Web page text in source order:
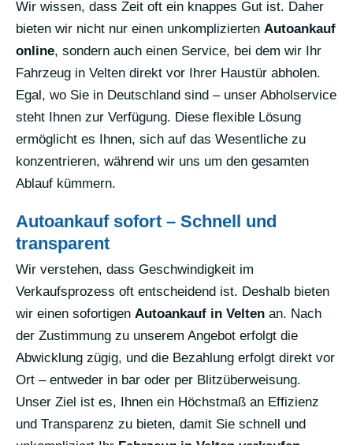
Wir wissen, dass Zeit oft ein knappes Gut ist. Daher
bieten wir nicht nur einen unkomplizierten Autoankauf
online, sondern auch einen Service, bei dem wir Ihr
Fahrzeug in Velten direkt vor Ihrer Haustür abholen.
Egal, wo Sie in Deutschland sind – unser Abholservice
steht Ihnen zur Verfügung. Diese flexible Lösung
ermöglicht es Ihnen, sich auf das Wesentliche zu
konzentrieren, während wir uns um den gesamten
Ablauf kümmern.
Autoankauf sofort – Schnell und
transparent
Wir verstehen, dass Geschwindigkeit im
Verkaufsprozess oft entscheidend ist. Deshalb bieten
wir einen sofortigen Autoankauf in Velten an. Nach
der Zustimmung zu unserem Angebot erfolgt die
Abwicklung zügig, und die Bezahlung erfolgt direkt vor
Ort – entweder in bar oder per Blitzüberweisung.
Unser Ziel ist es, Ihnen ein Höchstmaß an Effizienz
und Transparenz zu bieten, damit Sie schnell und